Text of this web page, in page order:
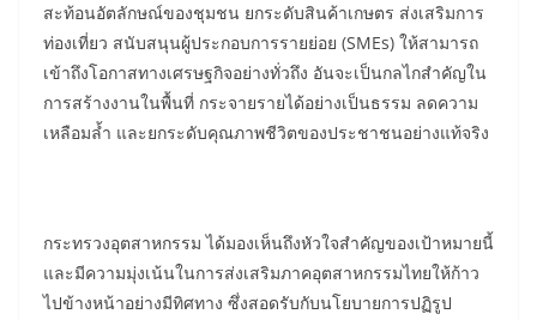
สะท้อนอัตลักษณ์ของชุมชน ยกระดับสินค้าเกษตร ส่งเสริมการ
ท่องเที่ยว สนับสนุนผู้ประกอบการรายย่อย (SMEs) ให้สามารถ
เข้าถึงโอกาสทางเศรษฐกิจอย่างทั่วถึง อันจะเป็นกลไกสำคัญใน
การสร้างงานในพื้นที่ กระจายรายได้อย่างเป็นธรรม ลดความ
เหลือมล้ำ และยกระดับคุณภาพชีวิตของประชาชนอย่างแท้จริง
กระทรวงอุตสาหกรรม ได้มองเห็นถึงหัวใจสำคัญของเป้าหมายนี้
และมีความมุ่งเน้นในการส่งเสริมภาคอุตสาหกรรมไทยให้ก้าว
ไปข้างหน้าอย่างมีทิศทาง ซึ่งสอดรับกับนโยบายการปฏิรูป